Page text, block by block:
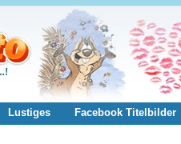
Lustiges Facebook Titelbilder